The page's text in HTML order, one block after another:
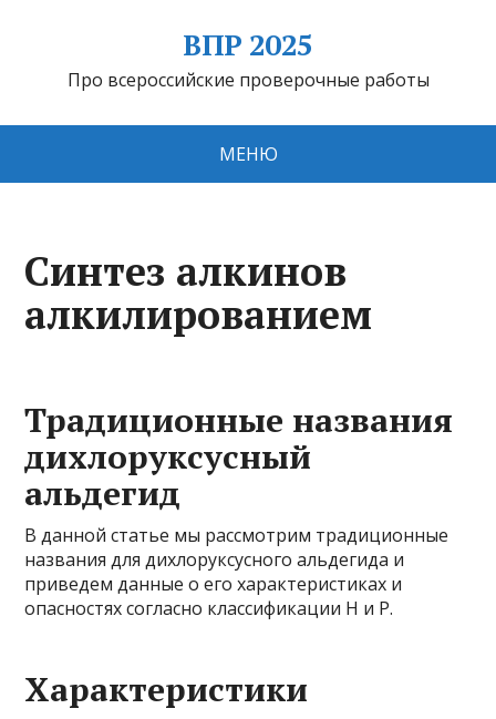
ВПР 2025
Про всероссийские проверочные работы
МЕНЮ
Синтез алкинов
алкилированием
Традиционные названия
дихлоруксусный
альдегид
В данной статье мы рассмотрим традиционные
названия для дихлоруксусного альдегида и
приведем данные о его характеристиках и
опасностях согласно классификации H и P.
Характеристики